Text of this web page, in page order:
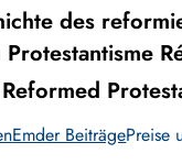
des
Emder BeiträgePreise